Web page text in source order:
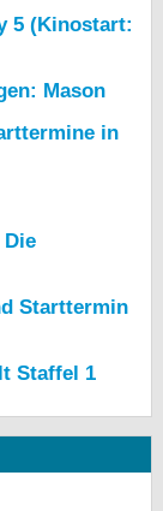
5 (Kinostart:
Mason
in
Die
Starttermin
Staffel 1